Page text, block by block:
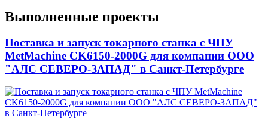
Выполненные проекты
Поставка и запуск токарного станка с ЧПУ
MetMachine CK6150-2000G для компании ООО
"АЛС СЕВЕРО-ЗАПАД" в Санкт-Петербурге